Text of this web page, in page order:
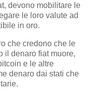
devono mobilitare le
le loro valute ad
in oro.
che credono che le
il denaro fiat muore,
e le altre
denaro dai stati che